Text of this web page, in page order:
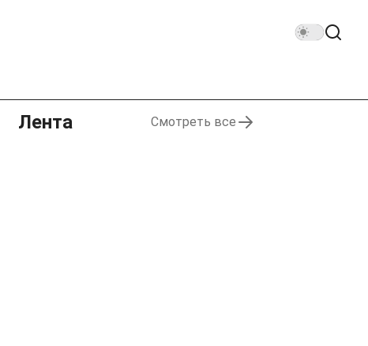
Лента Смотреть все